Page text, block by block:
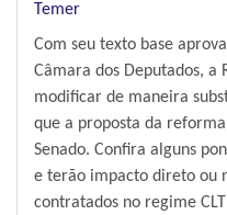
Temer
Com seu texto base
Câmara dos Deputados, a
modificar de maneira
que a proposta da
Senado. Confira alguns
e terão impacto direto ou
contratados no regime